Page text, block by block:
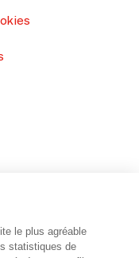
le plus agréable
statistiques de